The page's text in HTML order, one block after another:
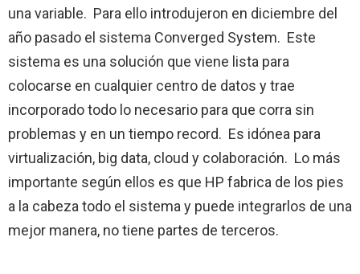
una variable. Para ello introdujeron en diciembre del
año pasado el sistema Converged System. Este
sistema es una solución que viene lista para
colocarse en cualquier centro de datos y trae
incorporado todo lo necesario para que corra sin
problemas y en un tiempo record. Es idónea para
virtualización, big data, cloud y colaboración. Lo más
importante según ellos es que HP fabrica de los pies
a la cabeza todo el sistema y puede integrarlos de una
mejor manera, no tiene partes de terceros.